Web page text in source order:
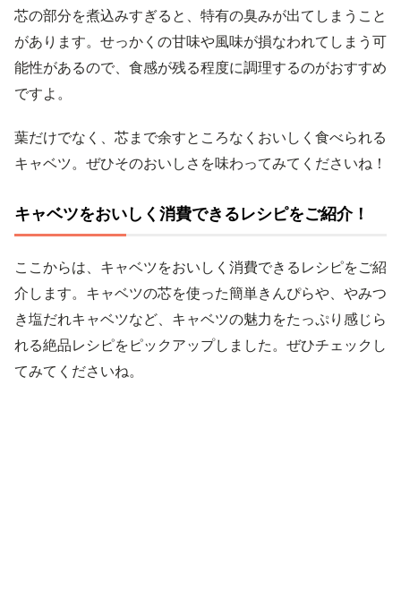
芯の部分を煮込みすぎると、特有の臭みが出てしまうこと
があります。せっかくの甘味や風味が損なわれてしまう可
能性があるので、食感が残る程度に調理するのがおすすめ
ですよ。
葉だけでなく、芯まで余すところなくおいしく食べられる
キャベツ。ぜひそのおいしさを味わってみてくださいね！
キャベツをおいしく消費できるレシピをご紹介！
ここからは、キャベツをおいしく消費できるレシピをご紹
介します。キャベツの芯を使った簡単きんぴらや、やみつ
き塩だれキャベツなど、キャベツの魅力をたっぷり感じら
れる絶品レシピをピックアップしました。ぜひチェックし
てみてくださいね。